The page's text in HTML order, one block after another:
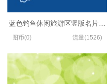
蓝色钓鱼休闲旅游区竖版名片制作
图币(0) 流量(1526)